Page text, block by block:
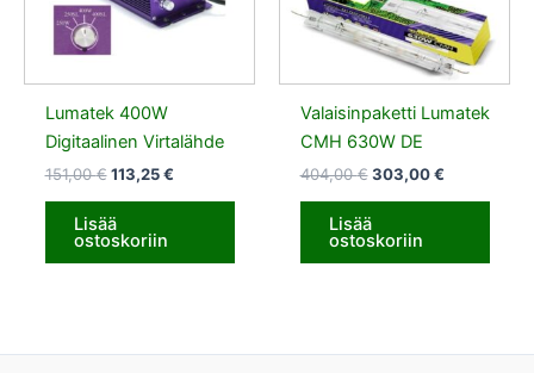
Lumatek 400W
Digitaalinen Virtalähde
151,00€ 113,25€
Lisää
ostoskoriin
Valaisinpaketti Lumatek
CMH 630W DE
404,00€ 303,00€
Lisää
ostoskoriin